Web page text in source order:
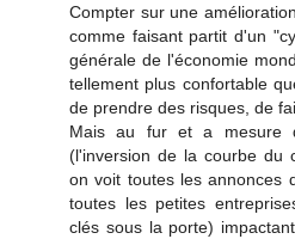
Compter sur une
comme faisant partit d'un
générale de l'économie
tellement plus confortable
de prendre des risques, de
Mais au fur et a mesure
(l'inversion de la courbe du
on voit toutes les annonces
toutes les petites
clés sous la porte)